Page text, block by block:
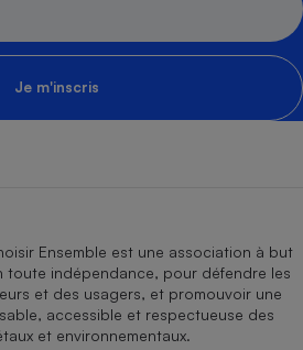
Je m'inscris
Ensemble est une association à but
toute indépendance, pour défendre les
et des usagers, et promouvoir une
accessible et respectueuse des
et environnementaux.